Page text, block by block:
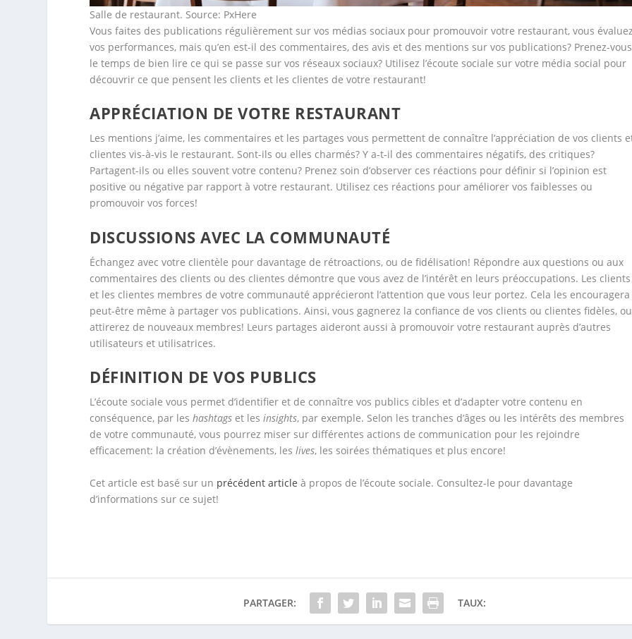
Salle de restaurant. Source: PxHere
Vous faites des publications régulièrement sur vos médias sociaux pour promouvoir votre restaurant, vous
vos performances, mais qu’en est-il des commentaires, des avis et des mentions sur vos publications? Prenez-vous
le temps de bien lire ce qui se passe sur vos réseaux sociaux? Utilisez l’écoute sociale sur votre média social pour
découvrir ce que pensent les clients et les clientes de votre restaurant!
APPRÉCIATION DE VOTRE RESTAURANT
Les mentions j’aime, les commentaires et les partages vous permettent de connaître l’appréciation de vos clients
clientes vis-à-vis le restaurant. Sont-ils ou elles charmés? Y a-t-il des commentaires négatifs, des critiques?
Partagent-ils ou elles souvent votre contenu? Prenez soin d’observer ces réactions pour définir si l’opinion est
positive ou négative par rapport à votre restaurant. Utilisez ces réactions pour améliorer vos faiblesses ou
promouvoir vos forces!
DISCUSSIONS AVEC LA COMMUNAUTÉ
Échangez avec votre clientèle pour davantage de rétroactions, ou de fidélisation! Répondre aux questions ou aux
commentaires des clients ou des clientes démontre que vous avez de l’intérêt en leurs préoccupations. Les clients
et les clientes membres de votre communauté apprécieront l’attention que vous leur portez. Cela les encouragera
peut-être même à partager vos publications. Ainsi, vous gagnerez la confiance de vos clients ou clientes fidèles, ou
attirerez de nouveaux membres! Leurs partages aideront aussi à promouvoir votre restaurant auprès d’autres
utilisateurs et utilisatrices.
DÉFINITION DE VOS PUBLICS
L’écoute sociale vous permet d’identifier et de connaître vos publics cibles et d’adapter votre contenu en
conséquence, par leshashtags et lesinsights, par exemple. Selon les tranches d’âges ou les intérêts des membres
de votre communauté, vous pourrez miser sur différentes actions de communication pour les rejoindre
efficacement: la création d’évènements, leslives, les soirées thématiques et plus encore!
Cet article est basé sur un précédent article à propos de l’écoute sociale. Consultez-le pour davantage
d’informations sur ce sujet!
PARTAGER: TAUX: